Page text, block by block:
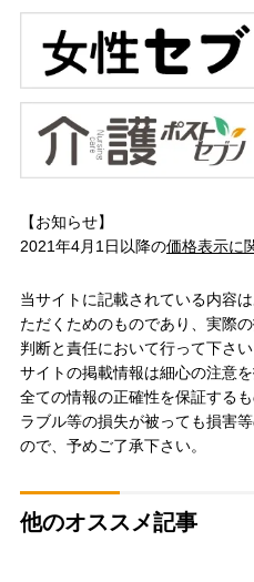
【お知らせ】
2021年4月1日以降の価格表示に
当サイトに記載されている内容
ただくためのものであり、実際
判断と責任において行って下さ
サイトの掲載情報は細心の注意
全ての情報の正確性を保証する
ラブル等の損失が被っても損害
ので、予めご了承下さい。
他のオススメ記事